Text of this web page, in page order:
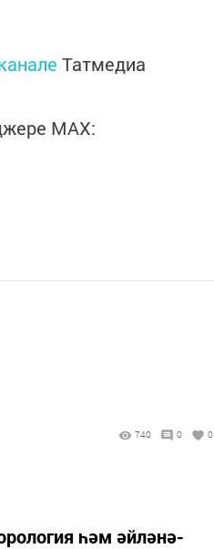
Татмедиа
MАХ:
740 0 0
һәм әйләнә-